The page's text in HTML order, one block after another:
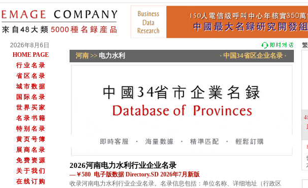
2026年8月6日
HOME PAGE
行 业 名 录
省 区 名 录
城 市 数 据
国 际 名 录
世 界 买 家
名 录 书 籍
特 别 名 录
黄 页 号 簿
展 商 名 录
免 费 资 源
关 于 我 们
在 线 订 购
河南 >> 电力水利 · 中国34省区企业名录 ·
2026河南电力水利行业企业名录
—￥580 电子版数据 Directory.SD 2026年7月新版
收录河南电力水利行业企业名录。名录信息包括：单位名称、详细地址（行政区